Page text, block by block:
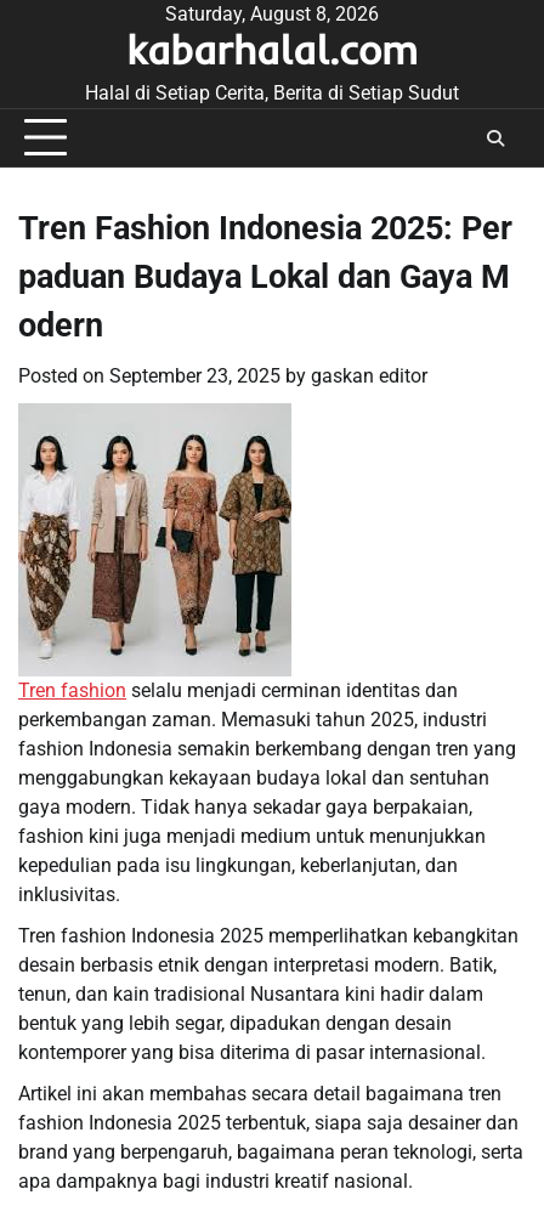
Saturday, August 8, 2026
kabarhalal.com
Halal di Setiap Cerita, Berita di Setiap Sudut
Tren Fashion Indonesia 2025: Per
paduan Budaya Lokal dan Gaya M
odern
Posted on September 23, 2025 by gaskan editor
Tren fashion selalu menjadi cerminan identitas dan
perkembangan zaman. Memasuki tahun 2025, industri
fashion Indonesia semakin berkembang dengan tren yang
menggabungkan kekayaan budaya lokal dan sentuhan
gaya modern. Tidak hanya sekadar gaya berpakaian,
fashion kini juga menjadi medium untuk menunjukkan
kepedulian pada isu lingkungan, keberlanjutan, dan
inklusivitas.
Tren fashion Indonesia 2025 memperlihatkan kebangkitan
desain berbasis etnik dengan interpretasi modern. Batik,
tenun, dan kain tradisional Nusantara kini hadir dalam
bentuk yang lebih segar, dipadukan dengan desain
kontemporer yang bisa diterima di pasar internasional.
Artikel ini akan membahas secara detail bagaimana tren
fashion Indonesia 2025 terbentuk, siapa saja desainer dan
brand yang berpengaruh, bagaimana peran teknologi, serta
apa dampaknya bagi industri kreatif nasional.